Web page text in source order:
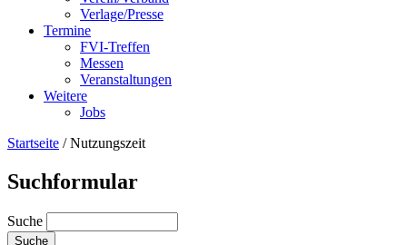
Verlage/Presse
Termine
FVI-Treffen
Messen
Veranstaltungen
Weitere
Jobs
Startseite /Nutzungszeit
Suchformular
Suche